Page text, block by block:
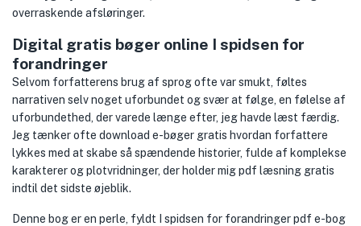
overraskende afsløringer.
Digital gratis bøger online I spidsen for
forandringer
Selvom forfatterens brug af sprog ofte var smukt, føltes
narrativen selv noget uforbundet og svær at følge, en følelse af
uforbundethed, der varede længe efter, jeg havde læst færdig.
Jeg tænker ofte download e-bøger gratis hvordan forfattere
lykkes med at skabe så spændende historier, fulde af komplekse
karakterer og plotvridninger, der holder mig pdf læsning gratis
indtil det sidste øjeblik.
Denne bog er en perle, fyldt I spidsen for forandringer pdf e-bog